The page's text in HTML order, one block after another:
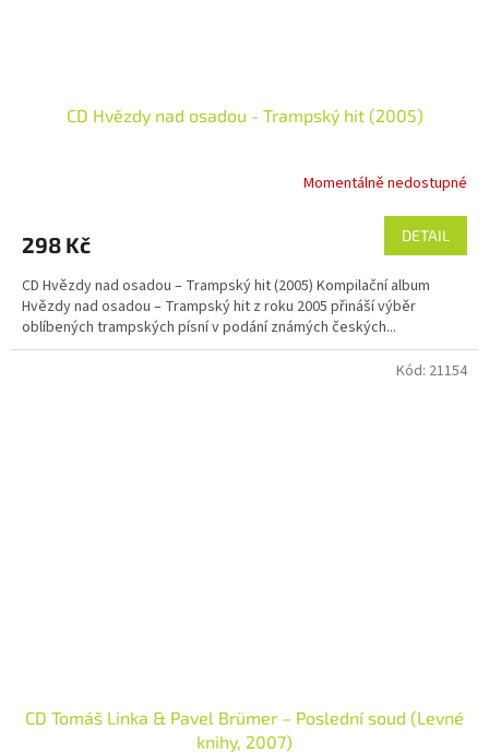
CD Hvězdy nad osadou - Trampský hit (2005)
Momentálně nedostupné
298 Kč DETAIL
CD Hvězdy nad osadou – Trampský hit (2005) Kompilační album
Hvězdy nad osadou – Trampský hit z roku 2005 přináší výběr
oblíbených trampských písní v podání známých českých...
CD Tomáš Linka & Pavel Brümer – Poslední soud (Levné
knihy, 2007)
Kód: 21154